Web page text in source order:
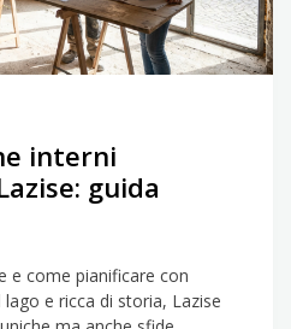
interni
guida
e come pianificare con
e ricca di storia, Lazise